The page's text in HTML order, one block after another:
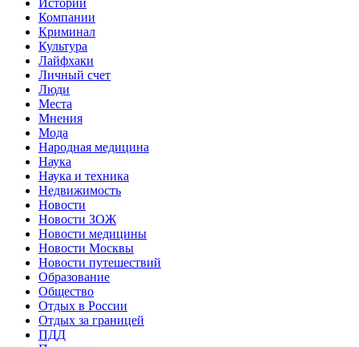
Истории
Компании
Криминал
Культура
Лайфхаки
Личный счет
Люди
Места
Мнения
Мода
Народная медицина
Наука
Наука и техника
Недвижимость
Новости
Новости ЗОЖ
Новости медицины
Новости Москвы
Новости путешествий
Образование
Общество
Отдых в России
Отдых за границей
ПДД